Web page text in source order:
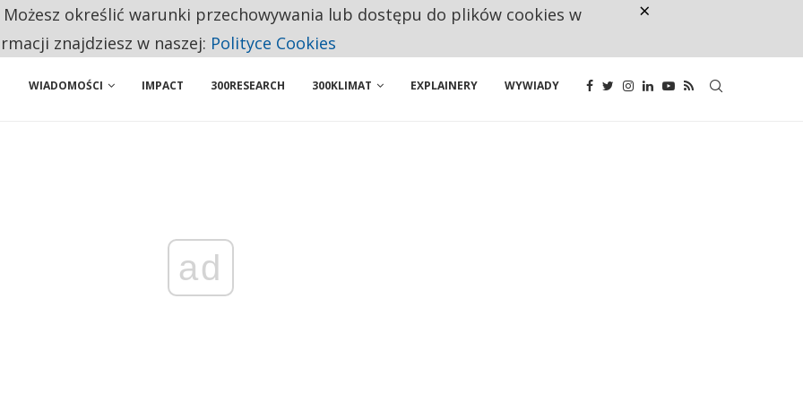
WŁASNĄ FIRMĘ. INNYM JUŻ TAK ŁATWO JEJ NIE POLECAJĄ
WIADOMOŚCI IMPACT 300RESEARCH 300KLIMAT EXPLAINERY WYWIADY
ad
określić warunki przechowywania lub dostępu do plików cookies w
znajdziesz w naszej: Polityce Cookies
×